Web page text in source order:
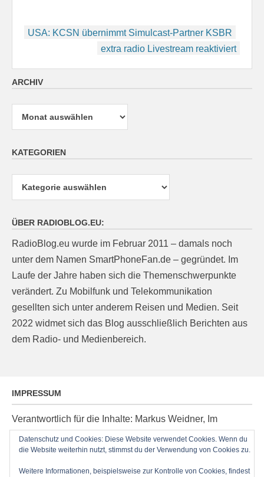
Beitragsnavigation
USA: KCSN übernimmt Simulcast-Partner KSBR
extra radio Livestream reaktiviert
ARCHIV
Archiv
KATEGORIEN
ÜBER RADIOBLOG.EU:
RadioBlog.eu wurde im Februar 2011 – damals noch
unter dem Namen SmartPhoneFan.de – gegründet. Im
Laufe der Jahre haben sich die Themenschwerpunkte
verändert. Zu Mobilfunk und Telekommunikation
gesellten sich unter anderem Reisen und Medien. Seit
2022 widmet sich das Blog ausschließlich Berichten aus
dem Radio- und Medienbereich.
IMPRESSUM
Verantwortlich für die Inhalte: Markus Weidner, Im
Ziegelacker 20, D-63599 Biebergemünd, E-Mail:
post@radioblog.eu
Technik und Administration: Thomas Michel
Datenschutz und Cookies: Diese Website verwendet Cookies. Wenn du
die Website weiterhin nutzt, stimmst du der Verwendung von Cookies zu.
Weitere Informationen, beispielsweise zur Kontrolle von Cookies, findest